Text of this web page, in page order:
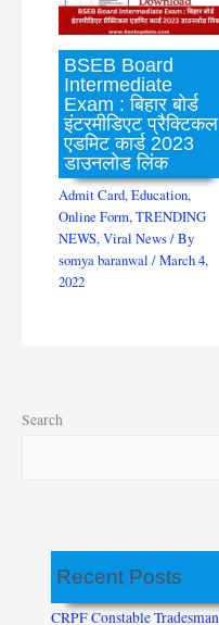
BSEB Board
Intermediate
Exam : बिहार बोर्ड
इंटरमीडिएट प्रैक्टिकल
एडमिट कार्ड 2023
डाउनलोड लिंक
Admit Card,Education,
Online Form,TRENDING
NEWS,Viral News/ By
somya baranwal/March 4,
2022
Search
Recent Posts
CRPF Constable